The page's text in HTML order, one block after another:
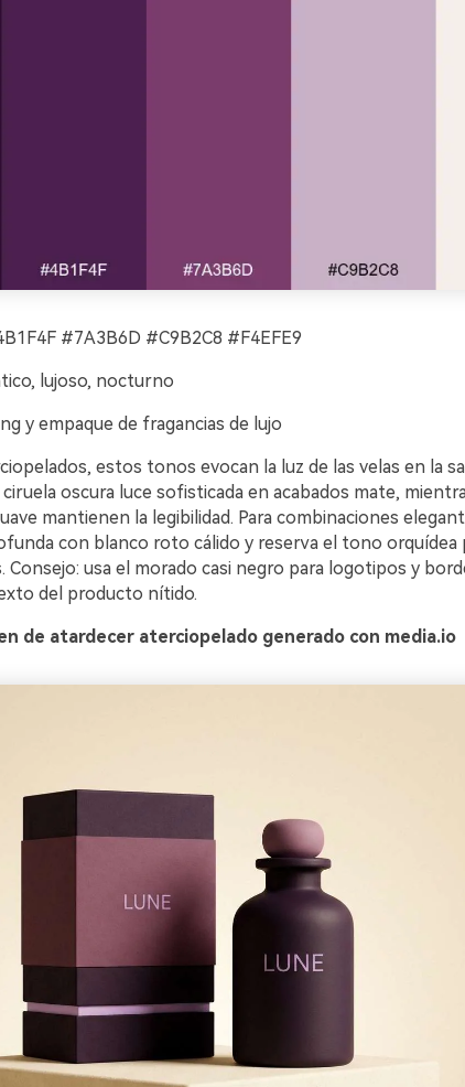
#7A3B6D #C9B2C8 #F4EFE9
lujoso, nocturno
y empaque de fragancias de lujo
estos tonos evocan la luz de las velas en la
oscura luce sofisticada en acabados mate,
mantienen la legibilidad. Para combinaciones
con blanco roto cálido y reserva el tono
Consejo: usa el morado casi negro para logotipos y
del producto nítido.
de atardecer aterciopelado generado con media.io